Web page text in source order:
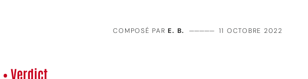
COMPOSÉ PARE. B. ————— 11 OCTOBRE 2022
• Verdict